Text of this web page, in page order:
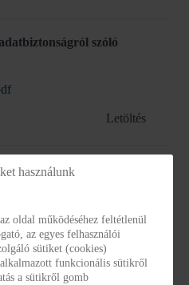
szóló
Letöltés
szabályzat
Letöltés
szakmai
használunk
oldal működéséhez feltétlenül
az egyes felhasználói
sütiket (cookies)
funkcionális sütikről
a sütikről gomb